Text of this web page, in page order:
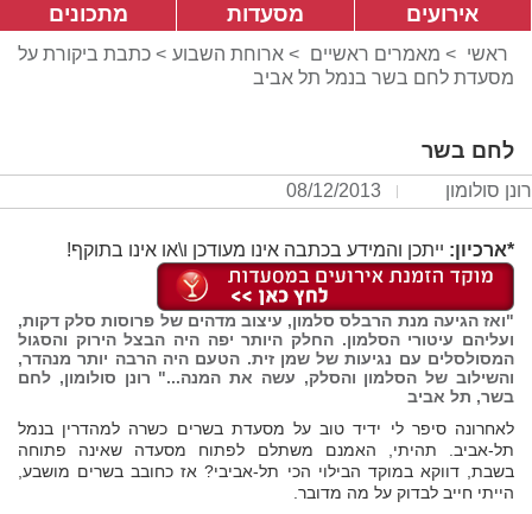
אירועים מסעדות מתכונים
ראשי > מאמרים ראשיים > ארוחת השבוע > כתבת ביקורת על
מסעדת לחם בשר בנמל תל אביב
לחם בשר
רונן סולומון 08/12/2013
*ארכיון: ייתכן והמידע בכתבה אינו מעודכן ו\או אינו בתוקף!
"ואז הגיעה מנת הרבלס סלמון, עיצוב מדהים של פרוסות סלק דקות,
ועליהם עיטורי הסלמון. החלק היותר יפה היה הבצל הירוק והסגול
המסולסלים עם נגיעות של שמן זית. הטעם היה הרבה יותר מנהדר,
והשילוב של הסלמון והסלק, עשה את המנה..." רונן סולומון, לחם
בשר, תל אביב
לאחרונה סיפר לי ידיד טוב על מסעדת בשרים כשרה למהדרין בנמל
תל-אביב. תהיתי, האמנם משתלם לפתוח מסעדה שאינה פתוחה
בשבת, דווקא במוקד הבילוי הכי תל-אביבי? אז כחובב בשרים מושבע,
הייתי חייב לבדוק על מה מדובר.